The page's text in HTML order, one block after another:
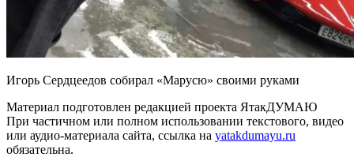
Игорь Сердцеедов собирал «Марусю» своими руками
Материал подготовлен редакцией проекта ЯтакДУМАЮ
При частичном или полном использовании текстового, видео
или аудио-материала сайта, ссылка на yatakdumayu.ru
обязательна.